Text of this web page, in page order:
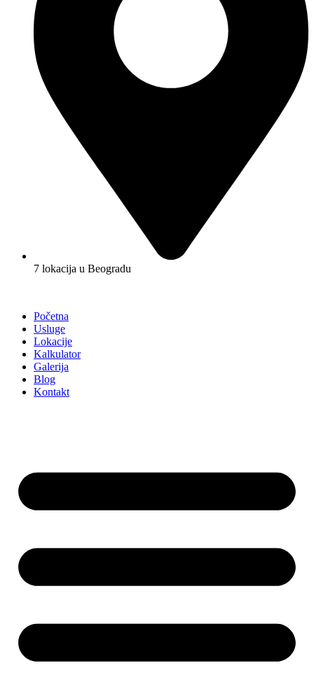
7 lokacija u Beogradu
Početna
Usluge
Lokacije
Kalkulator
Galerija
Blog
Kontakt